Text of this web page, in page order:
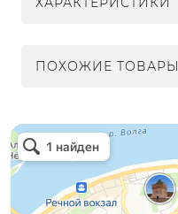
ПОХОЖИЕ ТОВАРЫ
Электрон
Светильники в Нижнем
Электротехническая